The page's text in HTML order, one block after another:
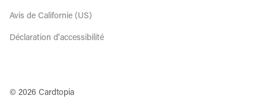
Avis de Californie (US)
Déclaration d'accessibilité
© 2026 Cardtopia